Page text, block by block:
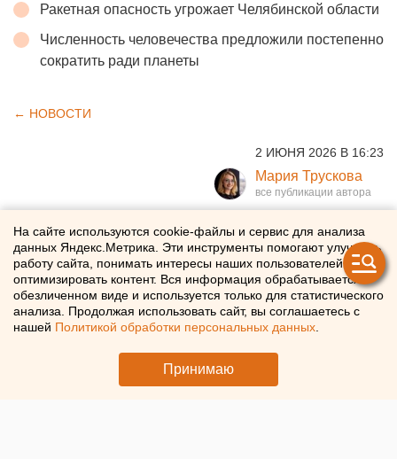
Ракетная опасность угрожает Челябинской области
Численность человечества предложили постепенно
сократить ради планеты
← НОВОСТИ
2 ИЮНЯ 2026 В 16:23
Мария Трускова
УБРиР и свердловское
министерство образования
подписали соглашение о
сотрудничестве
УБРиР и свердловский минобр договорились о
На сайте используются cookie-файлы и сервис для анализа
данных Яндекс.Метрика. Эти инструменты помогают улучшать
работу сайта, понимать интересы наших пользователей и
оптимизировать контент. Вся информация обрабатывается в
обезличенном виде и используется только для статистического
анализа. Продолжая использовать сайт, вы соглашаетесь с
нашей Политикой обработки персональных данных
Принимаю